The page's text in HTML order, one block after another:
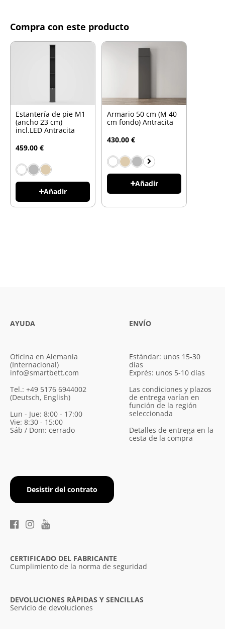
Compra con este producto
Estantería de pie M1
(ancho 23 cm)
incl.LED Antracita
459.00 €
Añadir
Armario 50 cm (M 40
cm fondo) Antracita
430.00 €
Añadir
AYUDA
Oficina en Alemania
(Internacional)
info@smartbett.com
Tel.: +49 5176 6944002
(Deutsch, English)
Lun - Jue: 8:00 - 17:00
Vie: 8:30 - 15:00
Sáb / Dom: cerrado
Desistir del contrato
ENVÍO
Estándar: unos 15-30
días
Exprés: unos 5-10 días
Las condiciones y plazos
de entrega varían en
función de la región
seleccionada
Detalles de entrega en la
cesta de la compra
CERTIFICADO DEL FABRICANTE
Cumplimiento de la norma de seguridad
DEVOLUCIONES RÁPIDAS Y SENCILLAS
Servicio de devoluciones